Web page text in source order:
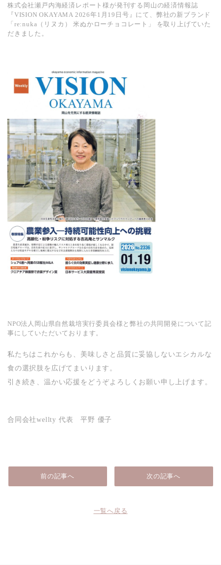
株式会社瀬戸内海経済レポート様が発刊する岡山の経済情報誌
『VISION OKAYAMA 2026年1月19日号』 にて、弊社の新ブランド
「re:nuka（リヌカ） 米ぬかローチョコレート」
を取り上げていた
だきました。
NPO法人岡山県自然栽培実行委員会様と弊社の共同開発について記
事にしていただいております。
私たちはこれからも、美味しさと品質に妥協しないエシカルな
食の選択肢を広げてまいります。
引き続き、温かい応援をどうぞよろしくお願い申し上げます。
合同会社wellty 代表 平野 優子
前の記事へ
一覧へ戻る
次の記事へ